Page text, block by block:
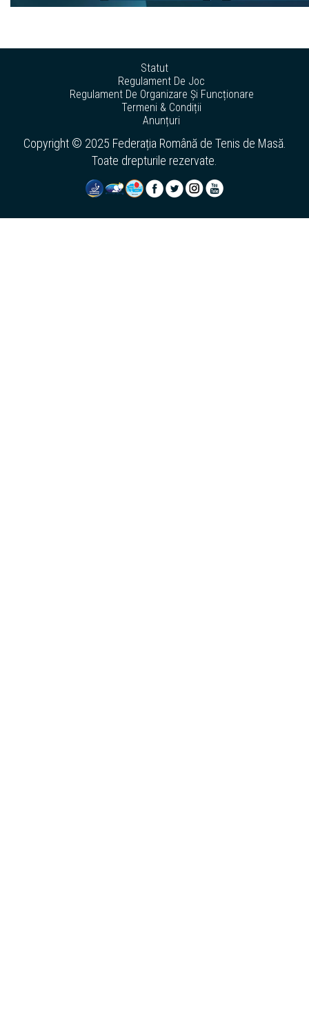
Statut
Regulament De Joc
Regulament De Organizare Și Funcționare
Termeni & Condiții
Anunțuri
Copyright © 2025 Federația Română de Tenis de Masă.
Toate drepturile rezervate.